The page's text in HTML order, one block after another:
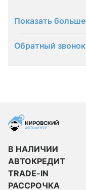
Показать больше
Обратный звонок
В НАЛИЧИИ
АВТОКРЕДИТ
TRADE-IN
РАССРОЧКА